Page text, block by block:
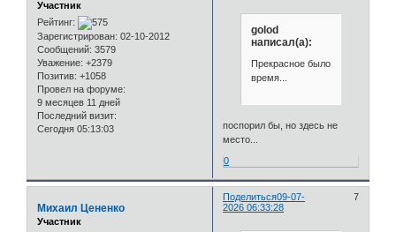
Участник
Рейтинг:
Зарегистрирован: 02-10-2012
Сообщений: 3579
Уважение: +2379
Позитив: +1058
Провел на форуме:
9 месяцев 11 дней
Последний визит:
Сегодня 05:13:03
golod
написал(а):
Прекрасное было
время...
поспорил бы, но здесь не
место...
0
Поделиться 7
09-07-
2026 06:33:28
Михаил Цененко
Участник